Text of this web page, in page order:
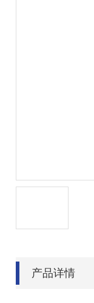
产品详情